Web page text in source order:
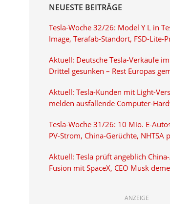
NEUESTE BEITRÄGE
Tesla-Woche 32/26: Model Y L in
Image, Terafab-Standort, FSD-Lite-
Aktuell: Deutsche Tesla-Verkäufe
Drittel gesunken – Rest Europas
Aktuell: Tesla-Kunden mit Light-
melden ausfallende Computer-
Tesla-Woche 31/26: 10 Mio. E-
PV-Strom, China-Gerüchte, NHTSA
Aktuell: Tesla prüft angeblich
Fusion mit SpaceX, CEO Musk
ANZEIGE